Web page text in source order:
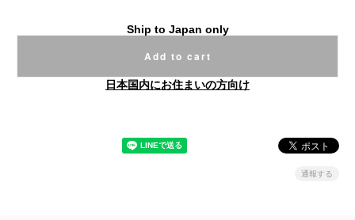
Ship to Japan only
Add to cart
日本国内にお住まいの方向け
通報する